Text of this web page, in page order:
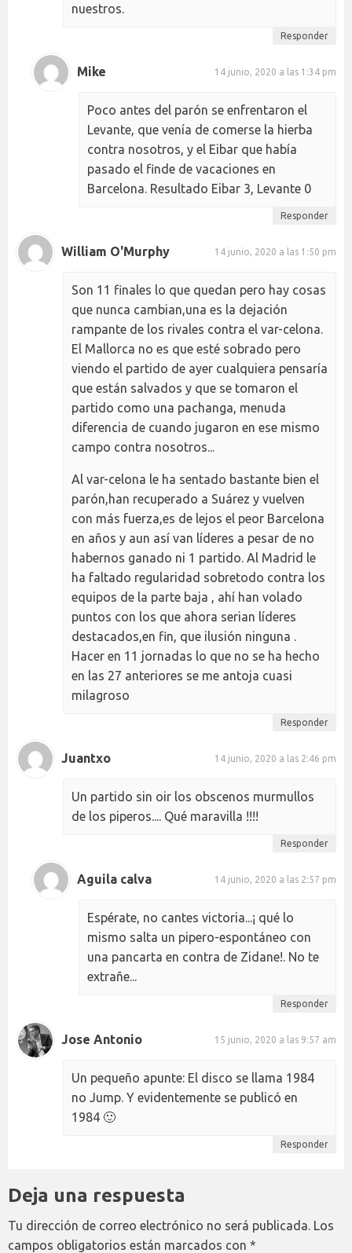
nuestros.
Responder
Mike 14 junio, 2020 a las 1:34 pm
Poco antes del parón se enfrentaron el
Levante, que venía de comerse la hierba
contra nosotros, y el Eibar que había
pasado el finde de vacaciones en
Barcelona. Resultado Eibar 3, Levante 0
Responder
William O'Murphy 14 junio, 2020 a las 1:50 pm
Son 11 finales lo que quedan pero hay cosas
que nunca cambian,una es la dejación
rampante de los rivales contra el var-celona.
El Mallorca no es que esté sobrado pero
viendo el partido de ayer cualquiera pensaría
que están salvados y que se tomaron el
partido como una pachanga, menuda
diferencia de cuando jugaron en ese mismo
campo contra nosotros...
Al var-celona le ha sentado bastante bien el
parón,han recuperado a Suárez y vuelven
con más fuerza,es de lejos el peor Barcelona
en años y aun así van líderes a pesar de no
habernos ganado ni 1 partido. Al Madrid le
ha faltado regularidad sobretodo contra los
equipos de la parte baja , ahí han volado
puntos con los que ahora serian líderes
destacados,en fin, que ilusión ninguna .
Hacer en 11 jornadas lo que no se ha hecho
en las 27 anteriores se me antoja cuasi
milagroso
Responder
Juantxo 14 junio, 2020 a las 2:46 pm
Un partido sin oir los obscenos murmullos
de los piperos.... Qué maravilla !!!!
Responder
Aguila calva 14 junio, 2020 a las 2:57 pm
Espérate, no cantes victoria...¡ qué lo
mismo salta un pipero-espontáneo con
una pancarta en contra de Zidane!. No te
extrañe...
Responder
Jose Antonio 15 junio, 2020 a las 9:57 am
Un pequeño apunte: El disco se llama 1984
no Jump. Y evidentemente se publicó en
1984 🙂
Responder
Deja una respuesta
Tu dirección de correo electrónico no será publicada. Los
campos obligatorios están marcados con *